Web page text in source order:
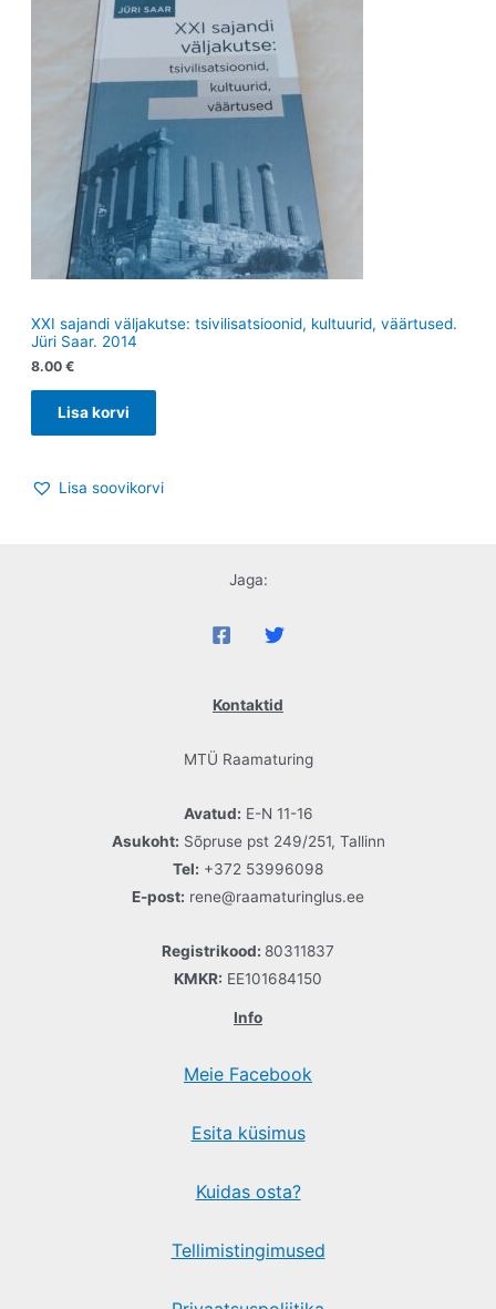
XXI sajandi väljakutse: tsivilisatsioonid, kultuurid, väärtused.
Jüri Saar. 2014
8.00 €
Lisa korvi
Lisa soovikorvi
Jaga:
Kontaktid
MTÜ Raamaturing
Avatud: E-N 11-16
Asukoht: Sõpruse pst 249/251, Tallinn
Tel: +372 53996098
E-post: rene@raamaturinglus.ee
Registrikood: 80311837
KMKR: EE101684150
Info
Meie Facebook
Esita küsimus
Kuidas osta?
Tellimistingimused